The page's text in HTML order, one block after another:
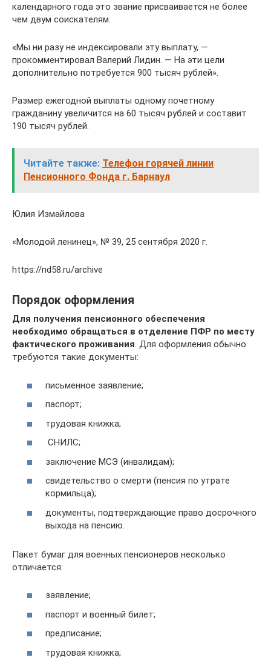
календарного года это звание присваивается не более
чем двум соискателям.
«Мы ни разу не индексировали эту выплату, —
прокомментировал Валерий Лидин. — На эти цели
дополнительно потребуется 900 тысяч рублей».
Размер ежегодной выплаты одному почетному
гражданину увеличится на 60 тысяч рублей и составит
190 тысяч рублей.
Читайте также: Телефон горячей линии
Пенсионного Фонда г. Барнаул
Юлия Измайлова
«Молодой ленинец», № 39, 25 сентября 2020 г.
https://nd58.ru/archive
Порядок оформления
Для получения пенсионного обеспечения
необходимо обращаться в отделение ПФР по месту
фактического проживания. Для оформления обычно
требуются такие документы:
письменное заявление;
паспорт;
трудовая книжка;
СНИЛС;
заключение МСЭ (инвалидам);
свидетельство о смерти (пенсия по утрате
кормильца);
документы, подтверждающие право досрочного
выхода на пенсию.
Пакет бумаг для военных пенсионеров несколько
отличается:
заявление;
паспорт и военный билет;
предписание;
трудовая книжка;